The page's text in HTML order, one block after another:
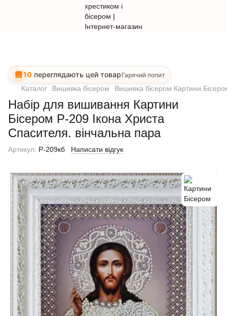
10 переглядають цей товар Гарячий попит
Каталог Вишивка бісером Вишивка бісером Картини
Набір для вишивання Картини
Бісером Р-209 Ікона Христа
Спасителя. вінчальна пара
Артикул: P-209кб Написати відгук